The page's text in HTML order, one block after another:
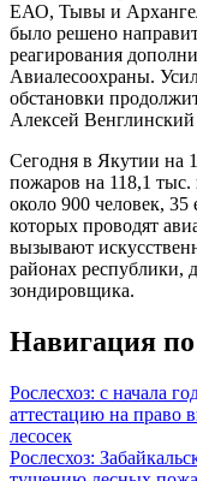
ЕАО, Тывы и
было решено
реагирования
Авиалесоохраны.
обстановки
Алексей
Сегодня в Якутии на
пожаров на 118,1
около 900 человек,
которых проводят
вызывают
районах республики,
зондировщика.
Навигация
Рослесхоз: с начала
аттестацию на право
лесосек
Рослесхоз: